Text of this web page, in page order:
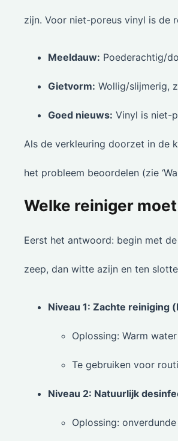
zijn. Voor niet-poreus vinyl is de
Meeldauw: Poederachtig/
Gietvorm: Wollig/slijmerig,
Goed nieuws: Vinyl is niet-
Als de verkleuring doorzet in de
het probleem beoordelen (zie
Welke reiniger
Eerst het antwoord: begin met
zeep, dan witte azijn en ten
Niveau 1: Zachte reiniging
Oplossing: Warm
Te gebruiken voor
Niveau 2: Natuurlijk
Oplossing: